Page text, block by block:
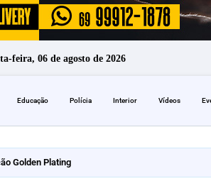
feira, 06 de agosto de 2026
Educação Polícia Interior Vídeos
Golden Plating